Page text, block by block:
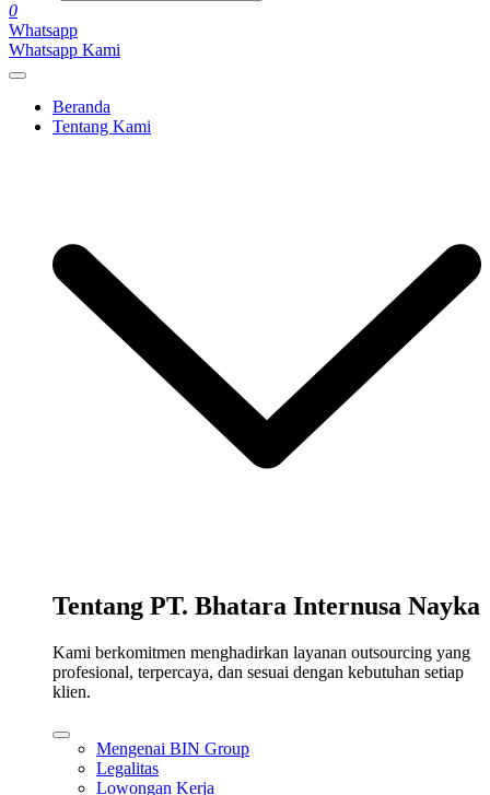
0
Whatsapp
Whatsapp Kami
Beranda
Tentang Kami
Tentang PT. Bhatara Internusa Nayka
Kami berkomitmen menghadirkan layanan outsourcing yang
profesional, terpercaya, dan sesuai dengan kebutuhan setiap
klien.
Mengenai BIN Group
Legalitas
Lowongan Kerja